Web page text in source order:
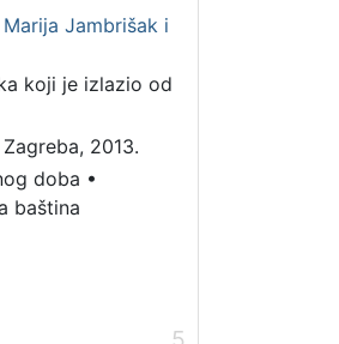
Jambrišak i
koji je izlazio od
2013.
doba •
baština